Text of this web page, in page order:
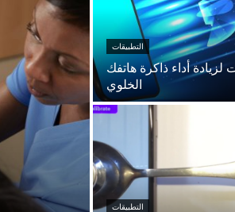
التطبيقات
لزيادة أداء ذاكرة هاتفك
الخلوي
التطبيقات